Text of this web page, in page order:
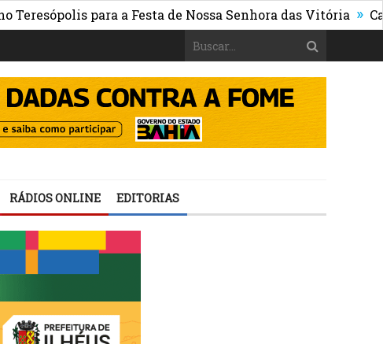
para a Festa de Nossa Senhora das Vitória » Cata-
RÁDIOS ONLINE EDITORIAS